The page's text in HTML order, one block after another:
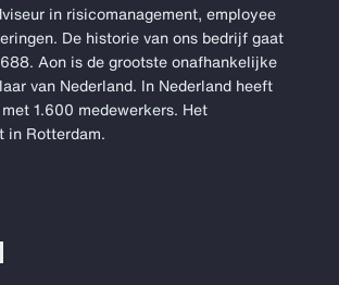
in risicomanagement, employee
De historie van ons bedrijf gaat
Aon is de grootste onafhankelijke
van Nederland. In Nederland heeft
1.600 medewerkers. Het
in Rotterdam.